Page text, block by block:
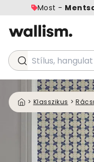
Most -
Stílus, hangulat
> Klasszikus >